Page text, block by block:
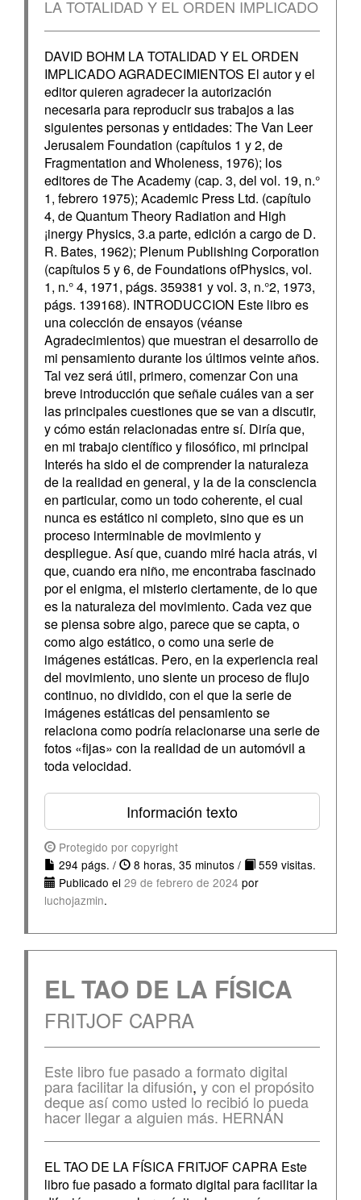
LA TOTALIDAD Y EL ORDEN IMPLICADO
DAVID BOHM LA TOTALIDAD Y EL ORDEN
IMPLICADO AGRADECIMIENTOS El autor y el
editor quieren agradecer la autorización
necesaria para reproducir sus trabajos a las
siguientes personas y entidades: The Van Leer
Jerusalem Foundation (capítulos 1 y 2, de
Fragmentation and Wholeness, 1976); los
editores de The Academy (cap. 3, del vol. 19, n.°
1, febrero 1975); Academic Press Ltd. (capítulo
4, de Quantum Theory Radiation and High
¡inergy Physics, 3.a parte, edición a cargo de D.
R. Bates, 1962); Plenum Publishing Corporation
(capítulos 5 y 6, de Foundations ofPhysics, vol.
1, n.° 4, 1971, págs. 359381 y vol. 3, n.°2, 1973,
págs. 139168). INTRODUCCION Este libro es
una colección de ensayos (véanse
Agradecimientos) que muestran el desarrollo de
mi pensamiento durante los últimos veinte años.
Tal vez será útil, primero, comenzar Con una
breve introducción que señale cuáles van a ser
las principales cuestiones que se van a discutir,
y cómo están relacionadas entre sí. Diría que,
en mi trabajo científico y filosófico, mi principal
Interés ha sido el de comprender la naturaleza
de la realidad en general, y la de la consciencia
en particular, como un todo coherente, el cual
nunca es estático ni completo, sino que es un
proceso interminable de movimiento y
despliegue. Así que, cuando miré hacia atrás, vi
que, cuando era niño, me encontraba fascinado
por el enigma, el misterio ciertamente, de lo que
es la naturaleza del movimiento. Cada vez que
se piensa sobre algo, parece que se capta, o
como algo estático, o como una serie de
imágenes estáticas. Pero, en la experiencia real
del movimiento, uno siente un proceso de flujo
continuo, no dividido, con el que la serie de
imágenes estáticas del pensamiento se
relaciona como podría relacionarse una serie de
fotos «fijas» con la realidad de un automóvil a
toda velocidad.
Información texto
Protegido por copyright
294 págs. /
8 horas, 35 minutos /
559 visitas.
Publicado el 29 de febrero de 2024 por
luchojazmin.
EL TAO DE LA FÍSICA
FRITJOF CAPRA
Este libro fue pasado a formato digital
para facilitar la difusión, y con el propósito
deque así como usted lo recibió lo pueda
hacer llegar a alguien más. HERNÁN
EL TAO DE LA FÍSICA FRITJOF CAPRA Este
libro fue pasado a formato digital para facilitar la